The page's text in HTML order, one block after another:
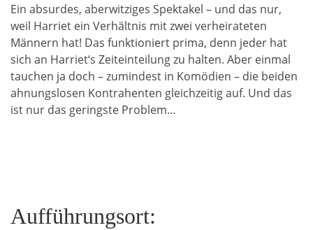
Ein absurdes, aberwitziges Spektakel – und das nur,
weil Harriet ein Verhältnis mit zwei verheirateten
Männern hat! Das funktioniert prima, denn jeder hat
sich an Harriet‘s Zeiteinteilung zu halten. Aber einmal
tauchen ja doch – zumindest in Komödien – die beiden
ahnungslosen Kontrahenten gleichzeitig auf. Und das
ist nur das geringste Problem…
Aufführungsort: